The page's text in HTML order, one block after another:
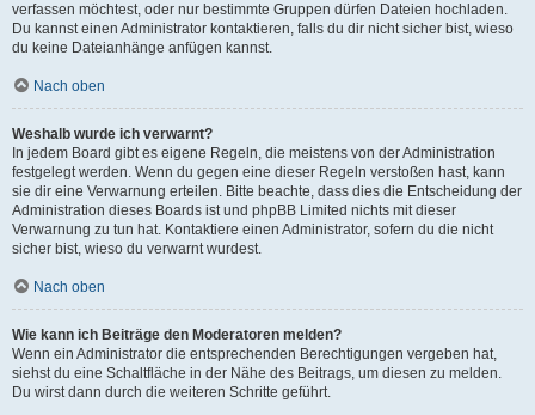
verfassen möchtest, oder nur bestimmte Gruppen dürfen Dateien hochladen.
Du kannst einen Administrator kontaktieren, falls du dir nicht sicher bist, wieso
du keine Dateianhänge anfügen kannst.
Nach oben
Weshalb wurde ich verwarnt?
In jedem Board gibt es eigene Regeln, die meistens von der Administration
festgelegt werden. Wenn du gegen eine dieser Regeln verstoßen hast, kann
sie dir eine Verwarnung erteilen. Bitte beachte, dass dies die Entscheidung der
Administration dieses Boards ist und phpBB Limited nichts mit dieser
Verwarnung zu tun hat. Kontaktiere einen Administrator, sofern du die nicht
sicher bist, wieso du verwarnt wurdest.
Nach oben
Wie kann ich Beiträge den Moderatoren melden?
Wenn ein Administrator die entsprechenden Berechtigungen vergeben hat,
siehst du eine Schaltfläche in der Nähe des Beitrags, um diesen zu melden.
Du wirst dann durch die weiteren Schritte geführt.